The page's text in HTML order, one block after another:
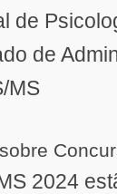
de
de
MS
2024